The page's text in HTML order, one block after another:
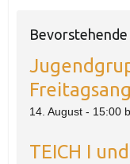
14. August - 15:00
TEICH I